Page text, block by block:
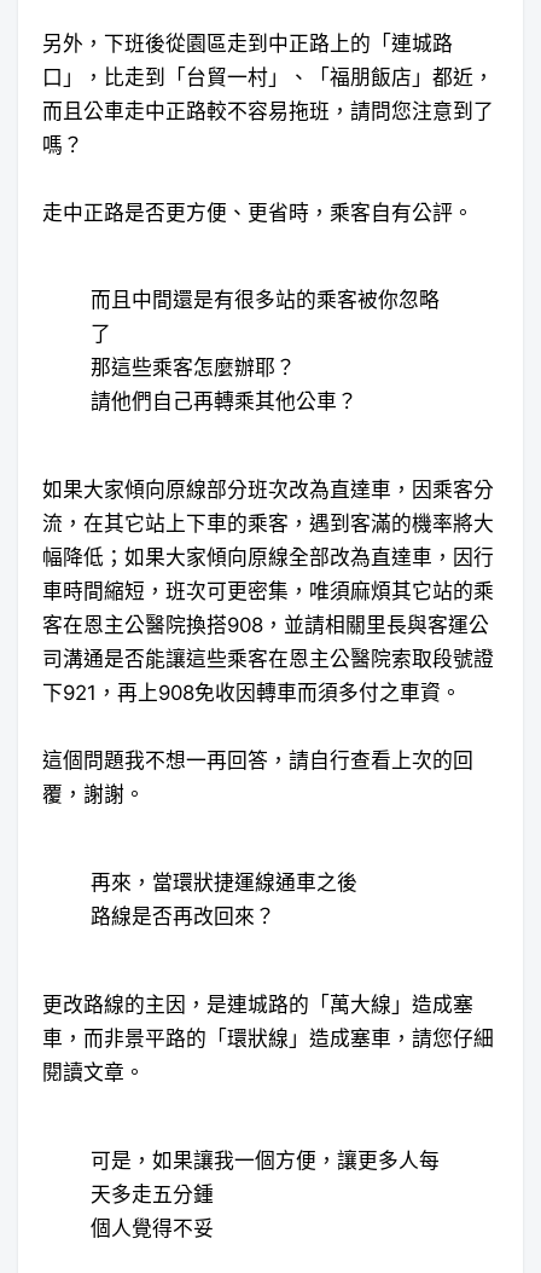
另外，下班後從園區走到中正路上的「連城路
口」，比走到「台貿一村」、「福朋飯店」都近，
而且公車走中正路較不容易拖班，請問您注意到了
嗎？
走中正路是否更方便、更省時，乘客自有公評。
而且中間還是有很多站的乘客被你忽略
了
那這些乘客怎麼辦耶？
請他們自己再轉乘其他公車？
如果大家傾向原線部分班次改為直達車，因乘客分
流，在其它站上下車的乘客，遇到客滿的機率將大
幅降低；如果大家傾向原線全部改為直達車，因行
車時間縮短，班次可更密集，唯須麻煩其它站的乘
客在恩主公醫院換搭908，並請相關里長與客運公
司溝通是否能讓這些乘客在恩主公醫院索取段號證
下921，再上908免收因轉車而須多付之車資。
這個問題我不想一再回答，請自行查看上次的回
覆，謝謝。
再來，當環狀捷運線通車之後
路線是否再改回來？
更改路線的主因，是連城路的「萬大線」造成塞
車，而非景平路的「環狀線」造成塞車，請您仔細
閱讀文章。
可是，如果讓我一個方便，讓更多人每
天多走五分鍾
個人覺得不妥